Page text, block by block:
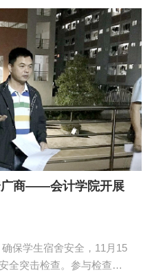
员薛江龙等出席讲座，国
他通过举例，播放短视
邀请现场同学上台表演等
活礼仪和日常交流沟通常
喜欢直...
广商——会计学院开展
学生宿舍安全，11月15
全突击检查。参与检查的